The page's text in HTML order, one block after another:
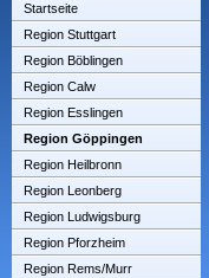
Startseite
Region Stuttgart
Region Böblingen
Region Calw
Region Esslingen
Region Göppingen
Region Heilbronn
Region Leonberg
Region Ludwigsburg
Region Pforzheim
Region Rems/Murr